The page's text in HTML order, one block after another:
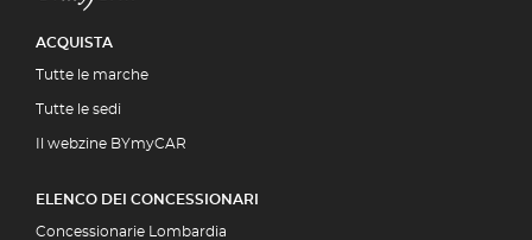
ACQUISTA
Tutte le marche
Tutte le sedi
Il webzine BYmyCAR
ELENCO DEI CONCESSIONARI
Concessionarie Lombardia